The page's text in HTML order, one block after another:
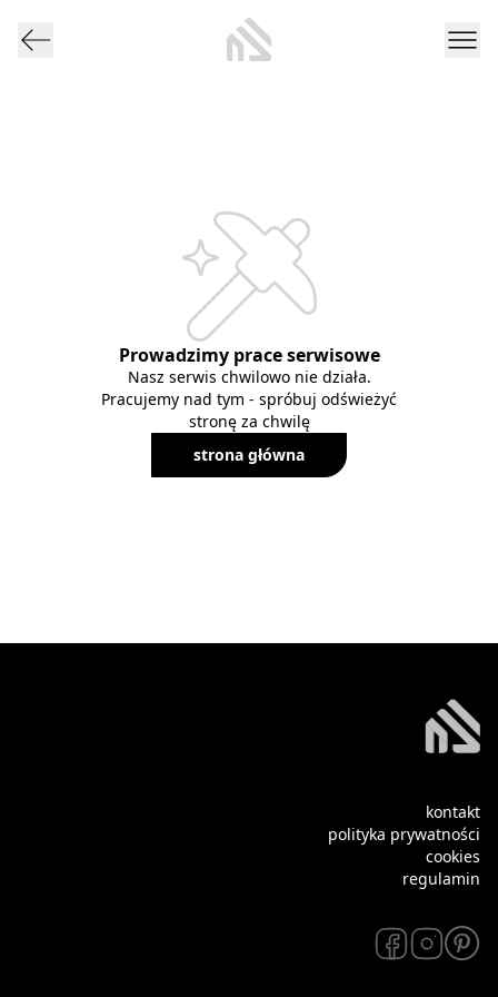
Prowadzimy prace serwisowe
Nasz serwis chwilowo nie działa.
Pracujemy nad tym - spróbuj odświeżyć
stronę za chwilę
strona główna
kontakt
polityka prywatności
cookies
regulamin